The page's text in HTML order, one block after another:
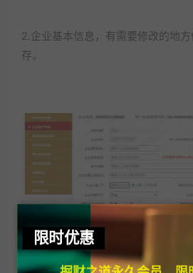
2.企业基本信息，有需要修改的地
存。
限时优惠